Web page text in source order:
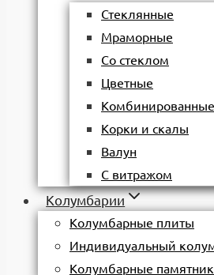
Стеклянные
Мраморные
Со стеклом
Цветные
Комбинированные
Корки и скалы
Валун
С витражом
Колумбарии
Колумбарные плиты
Индивидуальный
Колумбарные